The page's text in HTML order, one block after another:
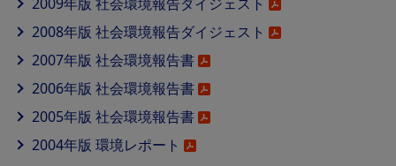
2009年版 社会環境報告ダイジェスト
2008年版 社会環境報告ダイジェスト
2007年版 社会環境報告書
2006年版 社会環境報告書
2005年版 社会環境報告書
2004年版 環境レポート